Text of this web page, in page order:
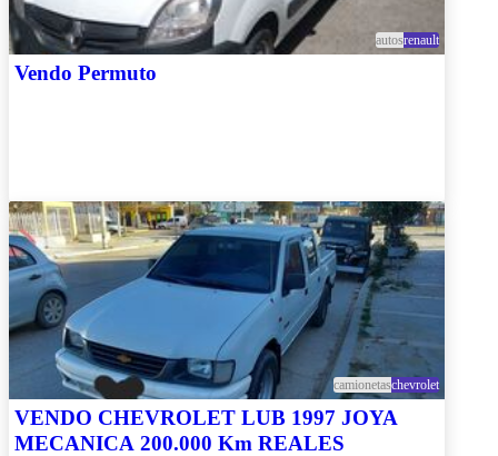
autosrenault
Vendo Permuto
camionetaschevrolet
VENDO CHEVROLET LUB 1997 JOYA
MECANICA 200.000 Km REALES